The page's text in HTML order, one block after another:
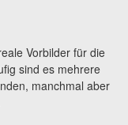
Vorbilder für die
sind es mehrere
manchmal aber